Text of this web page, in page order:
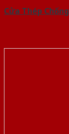
Cửa Thép